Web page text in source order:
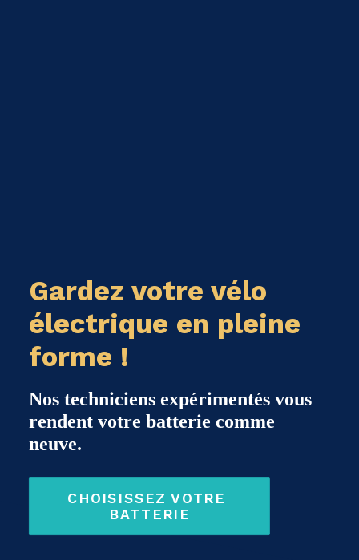
Gardez votre vélo
électrique en pleine
forme !
Nos techniciens expérimentés vous
rendent votre batterie comme
neuve.
CHOISISSEZ VOTRE
BATTERIE